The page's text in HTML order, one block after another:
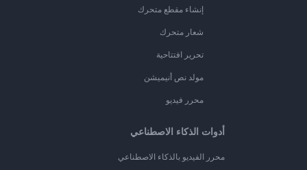
إنشاء مقطع متحرك
شعار متحرك
تحرير افتتاحية
مولد نص أنيميشن
محرر فيديو
أدوات الذكاء الاصطناعي
محرر الفيديو بالذكاء الاصطناعي